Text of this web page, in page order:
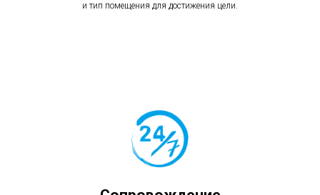
и тип помещения для достижения цели.